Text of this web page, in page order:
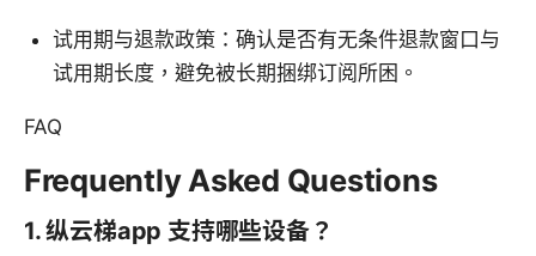
试用期与退款政策：确认是否有无条件退款窗口与
试用期长度，避免被长期捆绑订阅所困。
FAQ
Frequently Asked Questions
1. 纵云梯app 支持哪些设备？